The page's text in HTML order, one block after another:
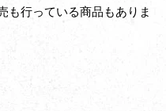
も行っている商品もありま